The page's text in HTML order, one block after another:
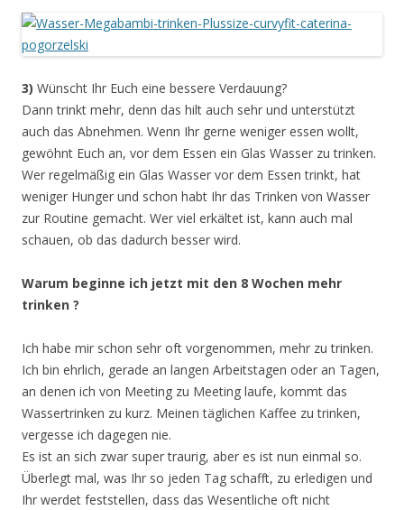
3) Wünscht Ihr Euch eine bessere Verdauung?
Dann trinkt mehr, denn das hilt auch sehr und unterstützt
auch das Abnehmen. Wenn Ihr gerne weniger essen wollt,
gewöhnt Euch an, vor dem Essen ein Glas Wasser zu trinken.
Wer regelmäßig ein Glas Wasser vor dem Essen trinkt, hat
weniger Hunger und schon habt Ihr das Trinken von Wasser
zur Routine gemacht. Wer viel erkältet ist, kann auch mal
schauen, ob das dadurch besser wird.
Warum beginne ich jetzt mit den 8 Wochen mehr
trinken ?
Ich habe mir schon sehr oft vorgenommen, mehr zu trinken.
Ich bin ehrlich, gerade an langen Arbeitstagen oder an Tagen,
an denen ich von Meeting zu Meeting laufe, kommt das
Wassertrinken zu kurz. Meinen täglichen Kaffee zu trinken,
vergesse ich dagegen nie.
Es ist an sich zwar super traurig, aber es ist nun einmal so.
Überlegt mal, was Ihr so jeden Tag schafft, zu erledigen und
Ihr werdet feststellen, dass das Wesentliche oft nicht